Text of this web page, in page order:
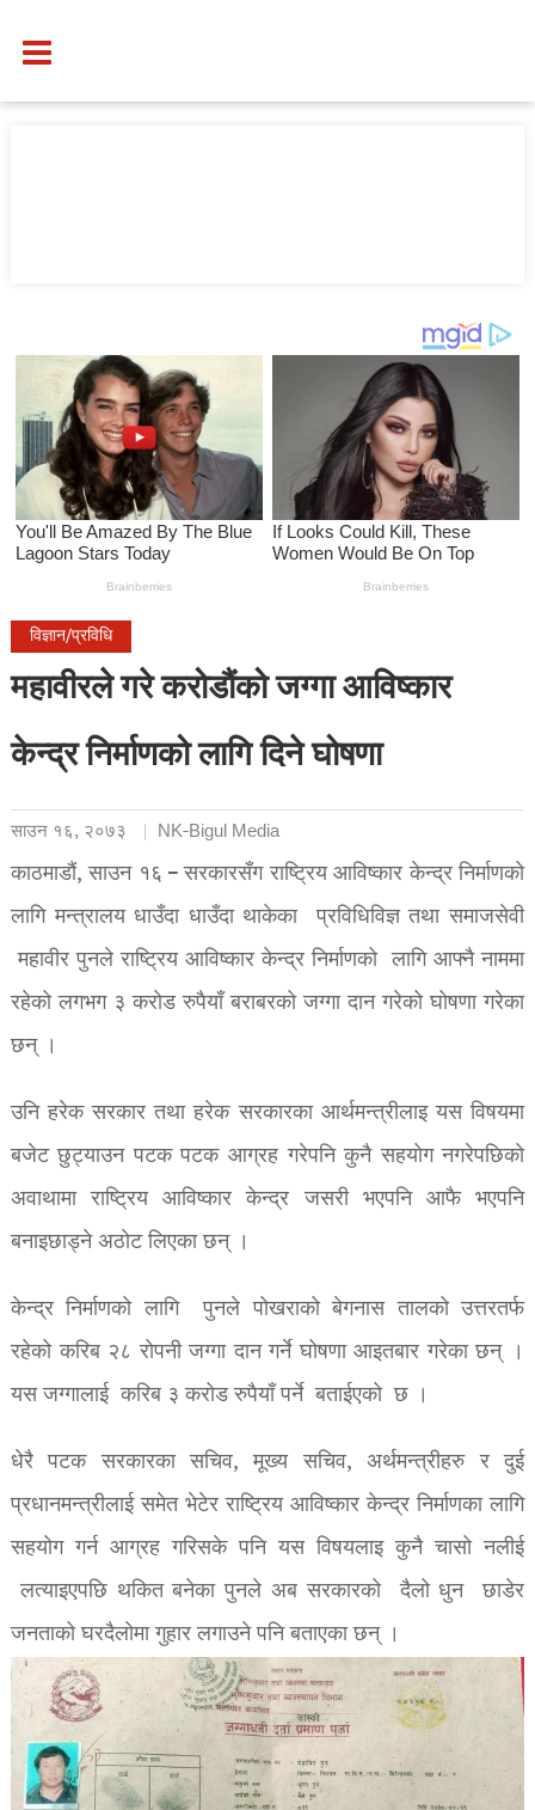
विज्ञान/प्रविधि
महावीरले गरे करोडौंको जग्गा आविष्कार
केन्द्र निर्माणको लागि दिने घोषणा
साउन १६, २०७३ NK-Bigul Media
काठमाडौं, साउन १६ – सरकारसँग राष्ट्रिय आविष्कार केन्द्र निर्माणको
लागि मन्त्रालय धाउँदा धाउँदा थाकेका प्रविधिविज्ञ तथा समाजसेवी
महावीर पुनले राष्ट्रिय आविष्कार केन्द्र निर्माणको लागि आफ्नै नाममा
रहेको लगभग ३ करोड रुपैयाँ बराबरको जग्गा दान गरेको घोषणा गरेका
छन् ।
उनि हरेक सरकार तथा हरेक सरकारका आर्थमन्त्रीलाइ यस विषयमा
बजेट छुट्याउन पटक पटक आग्रह गरेपनि कुनै सहयोग नगरेपछिको
अवाथामा राष्ट्रिय आविष्कार केन्द्र जसरी भएपनि आफै भएपनि
बनाइछाड्ने अठोट लिएका छन् ।
केन्द्र निर्माणको लागि पुनले पोखराको बेगनास तालको उत्तरतर्फ
रहेको करिब २८ रोपनी जग्गा दान गर्ने घोषणा आइतबार गरेका छन् ।
यस जग्गालाई करिब ३ करोड रुपैयाँ पर्ने बताईएको छ ।
धेरै पटक सरकारका सचिव, मूख्य सचिव, अर्थमन्त्रीहरु र दुई
प्रधानमन्त्रीलाई समेत भेटेर राष्ट्रिय आविष्कार केन्द्र निर्माणका लागि
सहयोग गर्न आग्रह गरिसके पनि यस विषयलाइ कुनै चासो नलीई
लत्याइएपछि थकित बनेका पुनले अब सरकारको दैलो धुन छाडेर
जनताको घरदैलोमा गुहार लगाउने पनि बताएका छन् ।